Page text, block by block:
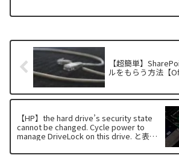
【超簡単】
ルをもらう方法【
【HP】the hard drive’s security state
cannot be changed. Cycle power to
manage DriveLock on this drive. と表示